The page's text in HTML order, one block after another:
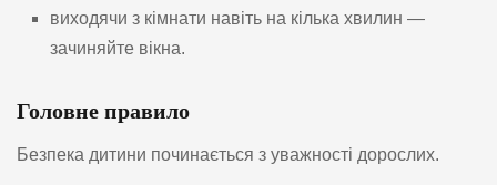
виходячи з кімнати навіть на кілька хвилин —
зачиняйте вікна.
Головне правило
Безпека дитини починається з уважності дорослих.